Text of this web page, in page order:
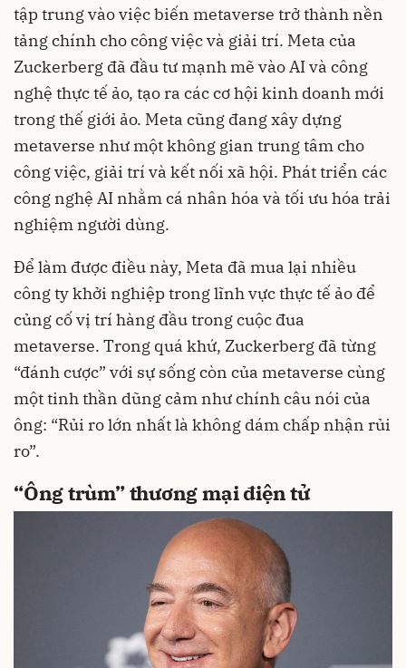
tập trung vào việc biến metaverse trở thành nền
tảng chính cho công việc và giải trí. Meta của
Zuckerberg đã đầu tư mạnh mẽ vào AI và công
nghệ thực tế ảo, tạo ra các cơ hội kinh doanh mới
trong thế giới ảo. Meta cũng đang xây dựng
metaverse như một không gian trung tâm cho
công việc, giải trí và kết nối xã hội. Phát triển các
công nghệ AI nhằm cá nhân hóa và tối ưu hóa trải
nghiệm người dùng.
Để làm được điều này, Meta đã mua lại nhiều
công ty khởi nghiệp trong lĩnh vực thực tế ảo để
củng cố vị trí hàng đầu trong cuộc đua
metaverse. Trong quá khứ, Zuckerberg đã từng
“đánh cược” với sự sống còn của metaverse cùng
một tinh thần dũng cảm như chính câu nói của
ông: “Rủi ro lớn nhất là không dám chấp nhận rủi
ro”.
“Ông trùm” thương mại điện tử